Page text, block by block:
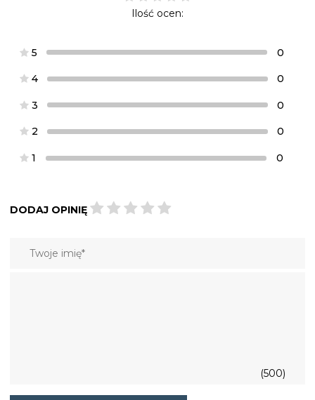
Ilość ocen:
5 0
4 0
3 0
2 0
1 0
DODAJ OPINIĘ
(500)